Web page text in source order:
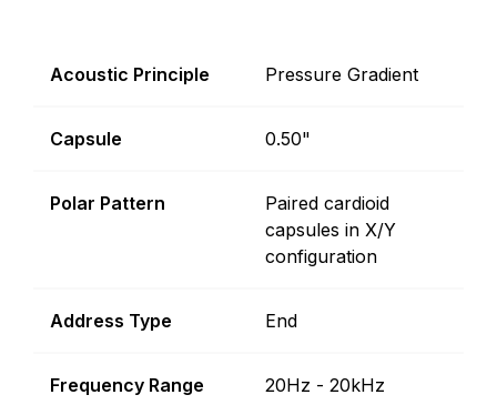
Acoustic Principle Pressure Gradient
Capsule 0.50"
Polar Pattern
Paired cardioid
capsules in X/Y
configuration
Address Type End
Frequency Range 20Hz - 20kHz